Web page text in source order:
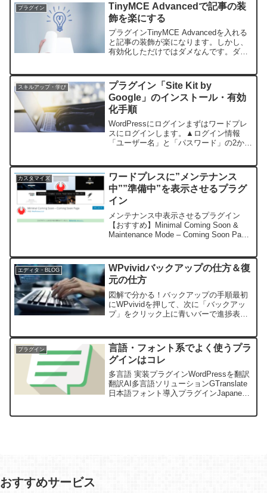
プラグイン
TinyMCE Advancedで記事の装
飾を楽にする
プラグインTinyMCE Advancedを入れる
と記事の装飾が楽になります。しかし、
有効化しただけではダメなんです。ダウ
が反映されない場合は。＊＊＊解決方法
です。＊＊...
スキルアップ・学び
プラグイン「Site Kit by
Google」のインストール・有効
化手順
WordPressにログインまずはワードプレ
スにログインします。▲ログイン情報
「ユーザー名」と「パスワード」の2か所
「Wordpress.org」をインストールしてい
る...
カスタマイズ
ワードプレスに”メンテナンス
中””準備中”を表示させるプラグ
イン
メンテナンス中表示させるプラグイン
【おすすめ】Minimal Coming Soon &
Maintenance Mode – Coming Soon Page
エディタ・BLOG
WPvividバックアップの仕方＆復
元の仕方
図解で分かる！バックアップの手順最初
にWPvividを押して、次に「バックアッ
プ」をクリック上に青いバーで進捗表示
ータをダウンロードご自身のパソコンに
大事に保存してくだ...
プラグイン
言語・フォント系でよく使うプラ
グインはコレ
多言語 実装プラグインWordPressを翻訳
翻訳AI多言語ソリューションGTranslate
日本語フォント導入プラグインJapanese
おすすめサービス